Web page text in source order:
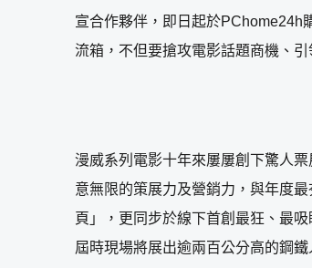
宣合作夥伴，即日起於PChome24h
流箱，不但要搶攻電影話題商機、
漫威系列電影十年來屢屢創下驚人
意無限的策展力及營銷力，與年度
頁」，更同步於線下首創最狂、最
屆時現場將展出逾兩百公分高的鋼